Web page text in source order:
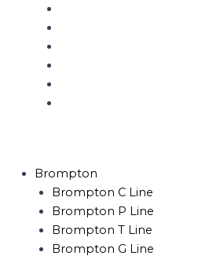
Brompton
Brompton C Line
Brompton P Line
Brompton T Line
Brompton G Line